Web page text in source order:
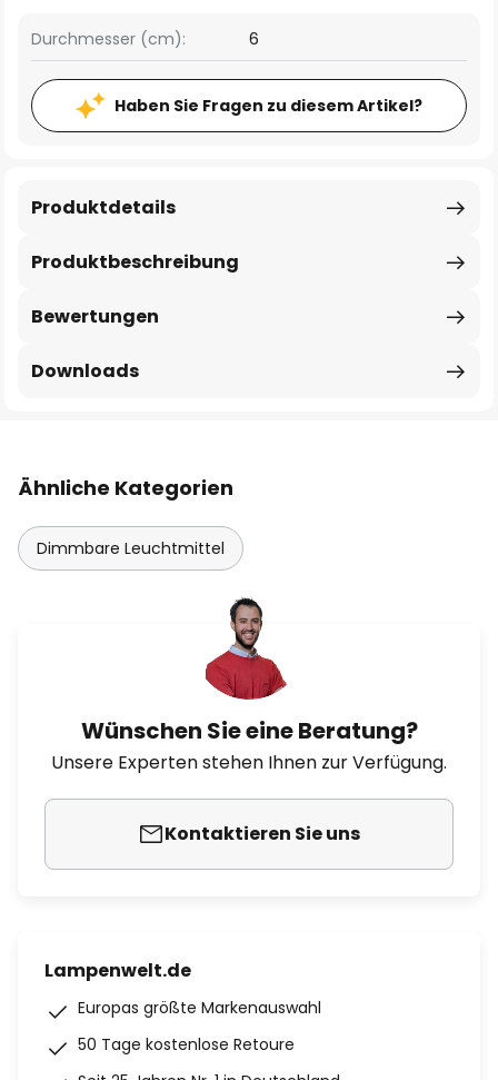
Durchmesser (cm): 6
Haben Sie Fragen zu diesem Artikel?
Produktbeschreibung
Produktdetails
Bewertungen
Downloads
Ähnliche Kategorien
Dimmbare Leuchtmittel
Wünschen Sie eine Beratung?
Unsere Experten stehen Ihnen zur Verfügung.
Kontaktieren Sie uns
Lampenwelt.de
Europas größte Markenauswahl
50 Tage kostenlose Retoure